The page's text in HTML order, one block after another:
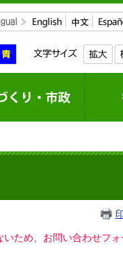
ため、お問い合わせフ